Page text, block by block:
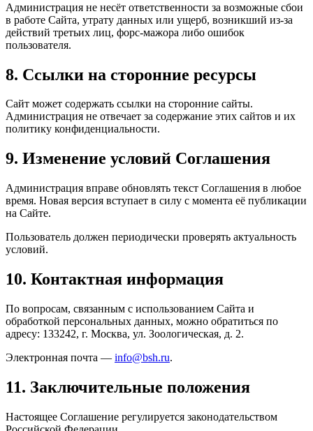
Администрация не несёт ответственности за возможные сбои
в работе Сайта, утрату данных или ущерб, возникший из-за
действий третьих лиц, форс-мажора либо ошибок
пользователя.
8. Ссылки на сторонние ресурсы
Сайт может содержать ссылки на сторонние сайты.
Администрация не отвечает за содержание этих сайтов и их
политику конфиденциальности.
9. Изменение условий Соглашения
Администрация вправе обновлять текст Соглашения в любое
время. Новая версия вступает в силу с момента её публикации
на Сайте.
Пользователь должен периодически проверять актуальность
условий.
10. Контактная информация
По вопросам, связанным с использованием Сайта и
обработкой персональных данных, можно обратиться по
адресу: 133242, г. Москва, ул. Зоологическая, д. 2.
Электронная почта — info@bsh.ru.
11. Заключительные положения
Настоящее Соглашение регулируется законодательством